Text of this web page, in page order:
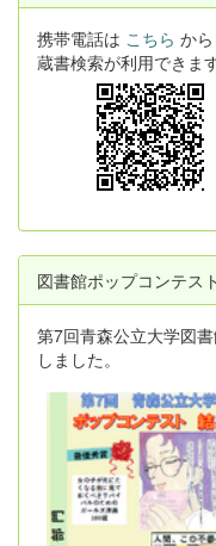
携帯電話は こちら から
蔵書検索が利用できます
図書館ポップコンテスト
第7回青森公立大学図
しました。